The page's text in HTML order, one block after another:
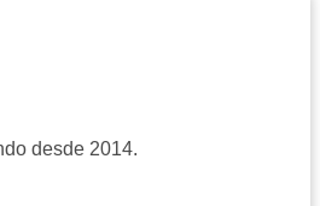
desde 2014.